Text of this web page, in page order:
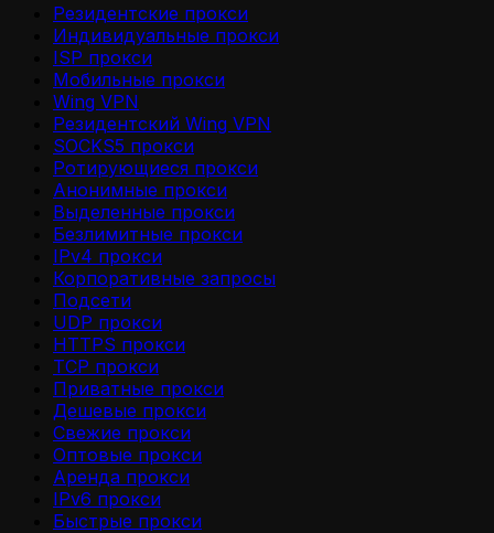
Резидентские прокси
Индивидуальные прокси
ISP прокси
Мобильные прокси
Wing VPN
Резидентский Wing VPN
SOCKS5 прокси
Ротирующиеся прокси
Анонимные прокси
Выделенные прокси
Безлимитные прокси
IPv4 прокси
Корпоративные запросы
Подсети
UDP прокси
HTTPS прокси
TCP прокси
Приватные прокси
Дешевые прокси
Свежие прокси
Оптовые прокси
Аренда прокси
IPv6 прокси
Быстрые прокси